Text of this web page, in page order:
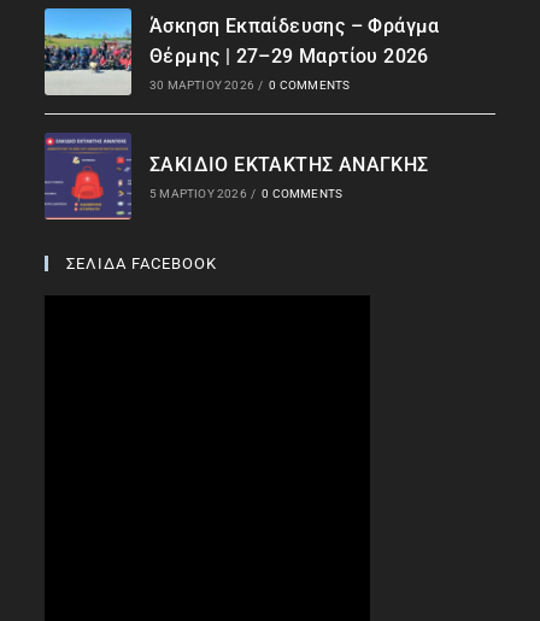
Άσκηση Εκπαίδευσης – Φράγμα
Θέρμης | 27–29 Μαρτίου 2026
30 ΜΑΡΤΊΟΥ 2026 / 0 COMMENTS
ΣΑΚΙΔΙΟ ΕΚΤΑΚΤΗΣ ΑΝΑΓΚΗΣ
5 ΜΑΡΤΊΟΥ 2026 / 0 COMMENTS
ΣΕΛΙΔΑ FACEBOOK